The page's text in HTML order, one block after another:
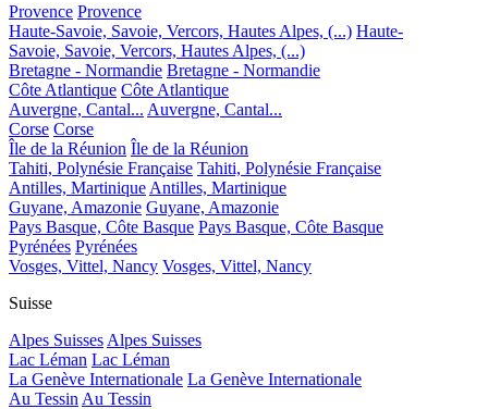
Provence Provence
Haute-Savoie, Savoie, Vercors, Hautes Alpes, (...) Haute-
Savoie, Savoie, Vercors, Hautes Alpes, (...)
Bretagne - Normandie Bretagne - Normandie
Côte Atlantique Côte Atlantique
Auvergne, Cantal... Auvergne, Cantal...
Corse Corse
Île de la Réunion Île de la Réunion
Tahiti, Polynésie Française Tahiti, Polynésie Française
Antilles, Martinique Antilles, Martinique
Guyane, Amazonie Guyane, Amazonie
Pays Basque, Côte Basque Pays Basque, Côte Basque
Pyrénées Pyrénées
Vosges, Vittel, Nancy Vosges, Vittel, Nancy
Suisse
Alpes Suisses Alpes Suisses
Lac Léman Lac Léman
La Genève Internationale La Genève Internationale
Au Tessin Au Tessin